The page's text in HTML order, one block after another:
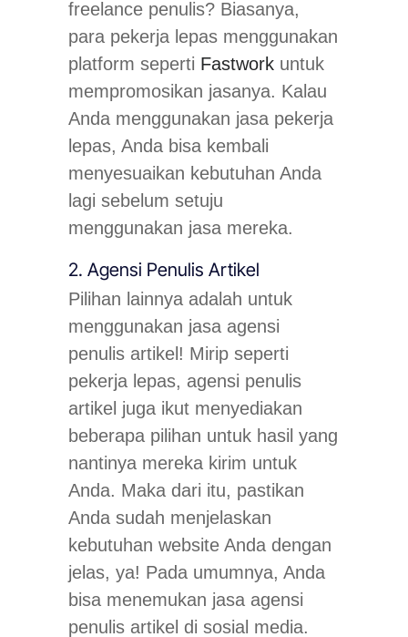
freelance penulis? Biasanya,
para pekerja lepas menggunakan
platform seperti Fastwork untuk
mempromosikan jasanya. Kalau
Anda menggunakan jasa pekerja
lepas, Anda bisa kembali
menyesuaikan kebutuhan Anda
lagi sebelum setuju
menggunakan jasa mereka.
2. Agensi Penulis Artikel
Pilihan lainnya adalah untuk
menggunakan jasa agensi
penulis artikel! Mirip seperti
pekerja lepas, agensi penulis
artikel juga ikut menyediakan
beberapa pilihan untuk hasil yang
nantinya mereka kirim untuk
Anda. Maka dari itu, pastikan
Anda sudah menjelaskan
kebutuhan website Anda dengan
jelas, ya! Pada umumnya, Anda
bisa menemukan jasa agensi
penulis artikel di sosial media.